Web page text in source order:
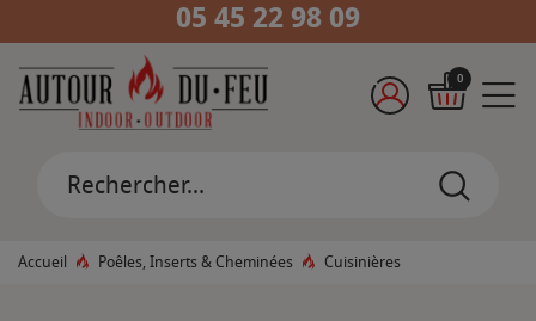
05 45 22 98 09
0
Accueil Poêles, Inserts & Cheminées Cuisinières